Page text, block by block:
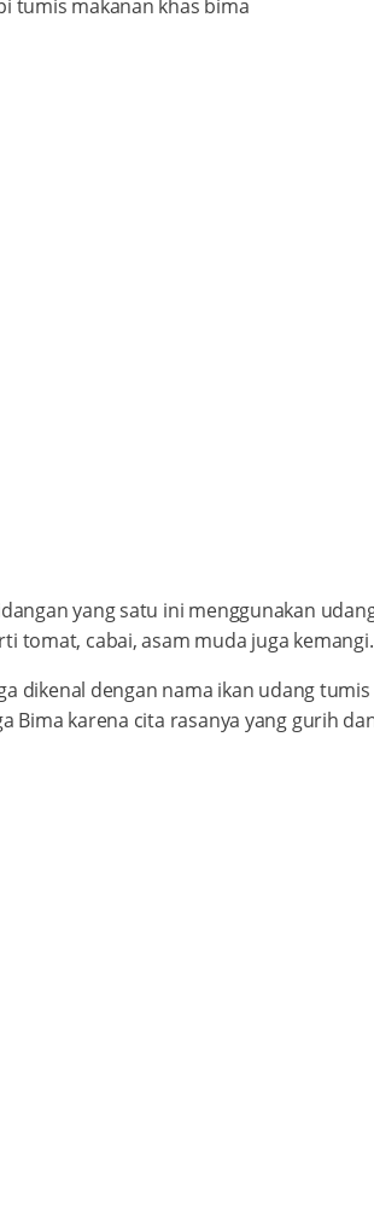
yang satu ini menggunakan
tomat, cabai, asam muda juga kemangi.
dikenal dengan nama ikan udang
Bima karena cita rasanya yang gurih